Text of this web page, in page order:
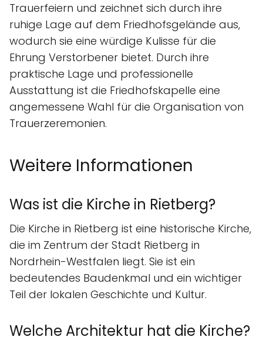
Trauerfeiern und zeichnet sich durch ihre
ruhige Lage auf dem Friedhofsgelände aus,
wodurch sie eine würdige Kulisse für die
Ehrung Verstorbener bietet. Durch ihre
praktische Lage und professionelle
Ausstattung ist die Friedhofskapelle eine
angemessene Wahl für die Organisation von
Trauerzeremonien.
Weitere Informationen
Was ist die Kirche in Rietberg?
Die Kirche in Rietberg ist eine historische Kirche,
die im Zentrum der Stadt Rietberg in
Nordrhein-Westfalen liegt. Sie ist ein
bedeutendes Baudenkmal und ein wichtiger
Teil der lokalen Geschichte und Kultur.
Welche Architektur hat die Kirche?